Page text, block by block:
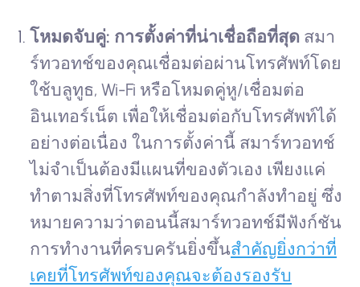
โหมดจับคู่: การตั้งค่าที่น่าเชื่อถือที่สุด สมา
ร์ทวอทช์ของคุณเชื่อมต่อผ่านโทรศัพท์โดย
ใช้บลูทูธ, Wi-Fi หรือโหมดคู่หู/เชื่อมต่อ
อินเทอร์เน็ต เพื่อให้เชื่อมต่อกับโทรศัพท์ได้
อย่างต่อเนื่อง ในการตั้งค่านี้ สมาร์ทวอทช์
ไม่จำเป็นต้องมีแผนที่ของตัวเอง เพียงแค่
ทำตามสิ่งที่โทรศัพท์ของคุณกำลังทำอยู่ ซึ่ง
หมายความว่าตอนนี้สมาร์ทวอทช์มีฟังก์ชัน
การทำงานที่ครบครันยิ่งขึ้นสำคัญยิ่งกว่าที่
เคยที่โทรศัพท์ของคุณจะต้องรองรับ